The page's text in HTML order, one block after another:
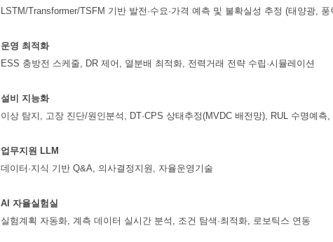
LSTM/Transformer/TSFM 기반 발전·수요·가격 예측 및 불확실성 추정 (태양광, 풍
운영 최적화
ESS 충방전 스케줄, DR 제어, 열분배 최적화, 전력거래 전략 수립·시뮬레이션
설비 지능화
이상 탐지, 고장 진단/원인분석, DT·CPS 상태추정(MVDC 배전망), RUL 수명예
업무지원 LLM
데이터·지식 기반 Q&A, 의사결정지원, 자율운영기술
AI 자율실험실
실험계획 자동화, 계측 데이터 실시간 분석, 조건 탐색·최적화, 로보틱스 연동